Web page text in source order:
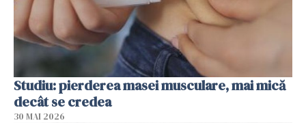
Studiu: pierderea masei musculare, mai mică
decât se credea
30 MAI 2026